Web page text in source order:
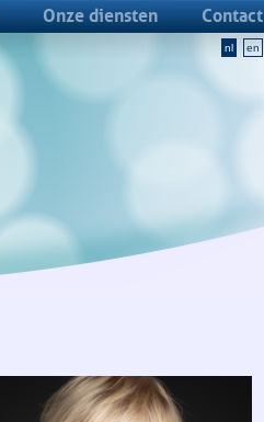
Onze diensten Contact
nl en